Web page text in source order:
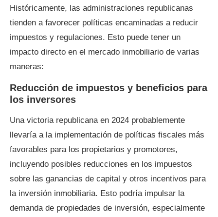
Históricamente, las administraciones republicanas
tienden a favorecer políticas encaminadas a reducir
impuestos y regulaciones. Esto puede tener un
impacto directo en el mercado inmobiliario de varias
maneras:
Reducción de impuestos y beneficios para
los inversores
Una victoria republicana en 2024 probablemente
llevaría a la implementación de políticas fiscales más
favorables para los propietarios y promotores,
incluyendo posibles reducciones en los impuestos
sobre las ganancias de capital y otros incentivos para
la inversión inmobiliaria. Esto podría impulsar la
demanda de propiedades de inversión, especialmente